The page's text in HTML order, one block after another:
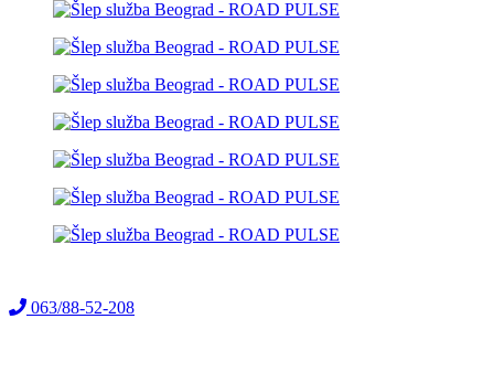
063/88-52-208